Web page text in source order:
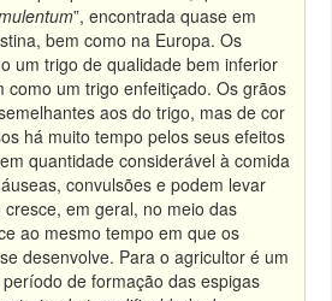
”, encontrada quase em
bem como na Europa. Os
um trigo de qualidade bem inferior
como um trigo enfeitiçado. Os grãos
aos do trigo, mas de cor
há muito tempo pelos seus efeitos
quantidade considerável à comida
convulsões e podem levar
em geral, no meio das
ao mesmo tempo em que os
desenvolve. Para o agricultor é um
de formação das espigas